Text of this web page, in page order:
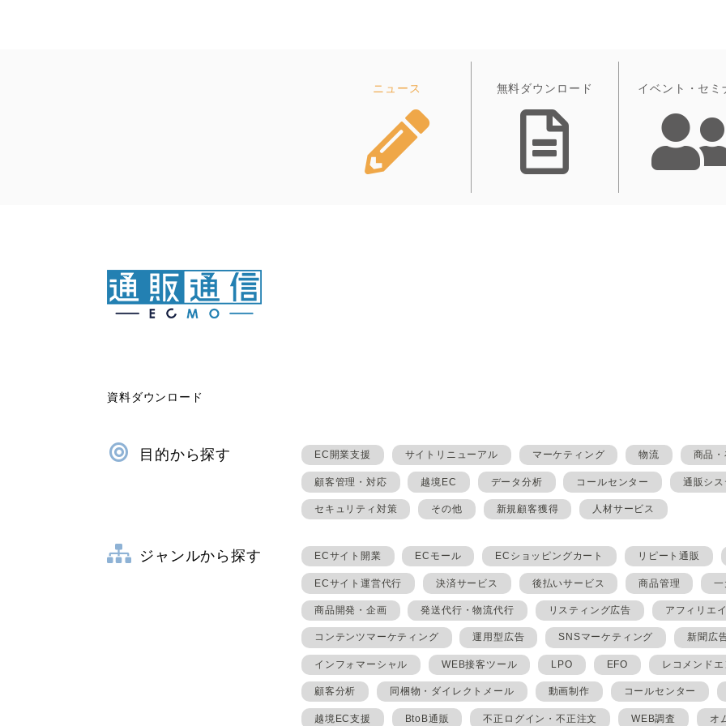
ニュース 無料ダウンロード イベント・セミ
資料ダウンロード
目的から探す EC開業支援 サイトリニューアル マーケティング 物流 商品
顧客管理・対応 越境EC データ分析 コールセンター 通販シ
セキュリティ対策 その他 新規顧客獲得 人材サービス
ジャンルから探す ECサイト開業 ECモール ECショッピングカート リピート通販
ECサイト運営代行 決済サービス 後払いサービス 商品管理
商品開発・企画 発送代行・物流代行 リスティング広告 アフィリエ
コンテンツマーケティング 運用型広告 SNSマーケティング 新聞広
インフォマーシャル WEB接客ツール LPO EFO レコメンド
顧客分析 同梱物・ダイレクトメール 動画制作 コールセンター
越境EC支援 BtoB通販 不正ログイン・不正注文 WEB調査 オ